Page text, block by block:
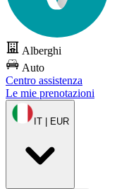
Alberghi
Auto
Centro assistenza
Le mie prenotazioni
IT | EUR